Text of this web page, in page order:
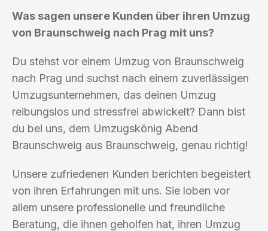
Was sagen unsere Kunden über ihren Umzug
von Braunschweig nach Prag mit uns?
Du stehst vor einem Umzug von Braunschweig
nach Prag und suchst nach einem zuverlässigen
Umzugsunternehmen, das deinen Umzug
reibungslos und stressfrei abwickelt? Dann bist
du bei uns, dem Umzugskönig Abend
Braunschweig aus Braunschweig, genau richtig!
Unsere zufriedenen Kunden berichten begeistert
von ihren Erfahrungen mit uns. Sie loben vor
allem unsere professionelle und freundliche
Beratung, die ihnen geholfen hat, ihren Umzug